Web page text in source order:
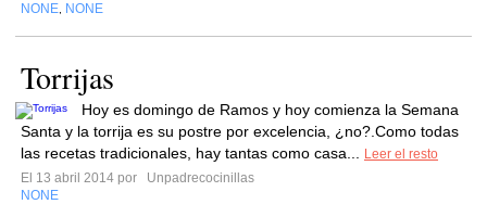
NONE NONE
Torrijas
Hoy es domingo de Ramos y hoy comienza la Semana
Santa y la torrija es su postre por excelencia, ¿no?.Como todas
las recetas tradicionales, hay tantas como casa...
Leer el resto
El 13 abril 2014 por
Unpadrecocinillas
NONE